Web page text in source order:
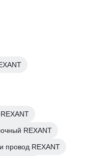
REXANT
провод REXANT